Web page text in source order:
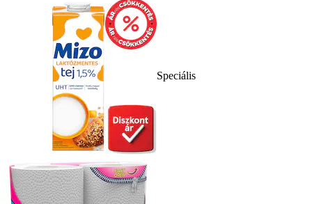
Speciális